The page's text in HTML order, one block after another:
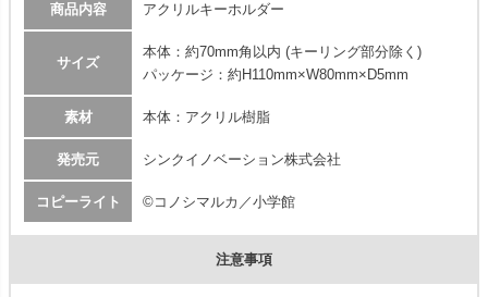
商品内容 アクリルキーホルダー
サイズ
本体：約70mm角以内 (キーリング部分除く)
パッケージ：約H110mm×W80mm×D5mm
素材 本体：アクリル樹脂
発売元 シンクイノベーション株式会社
コピーライト ©コノシマルカ／小学館
注意事項